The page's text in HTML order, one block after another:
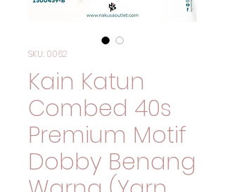
SKU: 0062
Kain Katun
Combed 40s
Premium Motif
Dobby Benang